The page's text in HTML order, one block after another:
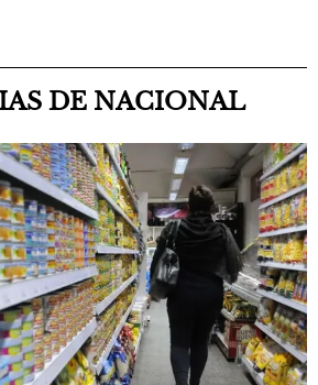
DE NACIONAL